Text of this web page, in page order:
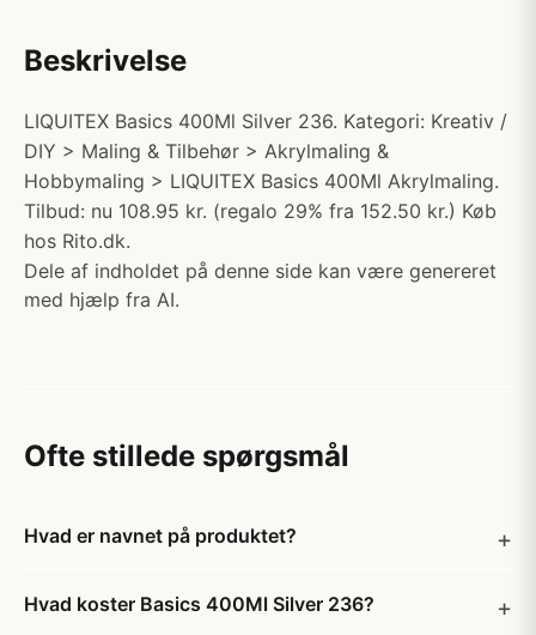
Beskrivelse
LIQUITEX Basics 400Ml Silver 236. Kategori: Kreativ /
DIY > Maling & Tilbehør > Akrylmaling &
Hobbymaling > LIQUITEX Basics 400Ml Akrylmaling.
Tilbud: nu 108.95 kr. (regalo 29% fra 152.50 kr.) Køb
hos Rito.dk.
Dele af indholdet på denne side kan være genereret
med hjælp fra AI.
Ofte stillede spørgsmål
Hvad er navnet på produktet?
Hvad koster Basics 400Ml Silver 236?